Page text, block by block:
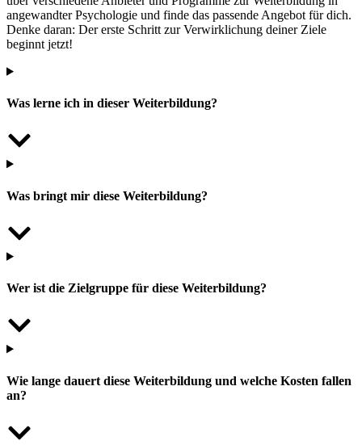
angewandter Psychologie und finde das passende Angebot für dich.
Denke daran: Der erste Schritt zur Verwirklichung deiner Ziele
beginnt jetzt!
Was lerne ich in dieser Weiterbildung?
Was bringt mir diese Weiterbildung?
Wer ist die Zielgruppe für diese Weiterbildung?
Wie lange dauert diese Weiterbildung und welche Kosten fallen
an?